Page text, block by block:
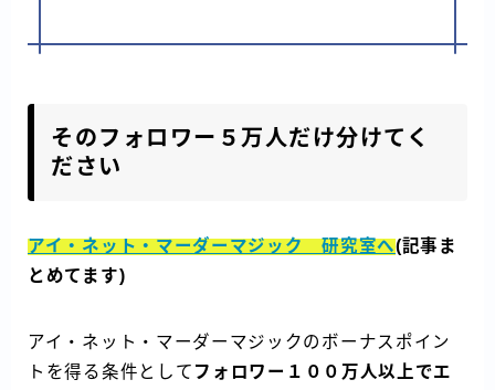
そのフォロワー５万人だけ分けてく
ださい
アイ・ネット・マーダーマジック 研究室へ(記事ま
とめてます)
アイ・ネット・マーダーマジックのボーナスポイン
トを得る条件として フォロワー１００万人以上でエ